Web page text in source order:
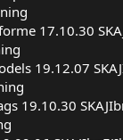
17.10.30
19.12.07
19.10.30